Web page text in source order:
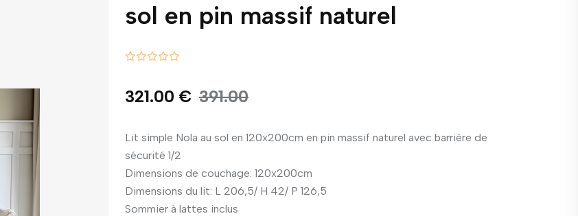
sol en pin massif naturel
321.00 € 391.00
Lit simple Nola au sol en 120x200cm en pin massif naturel avec barrière de
sécurité 1/2
Dimensions de couchage: 120x200cm
Dimensions du lit: L 206,5/ H 42/ P 126,5
Sommier à lattes inclus